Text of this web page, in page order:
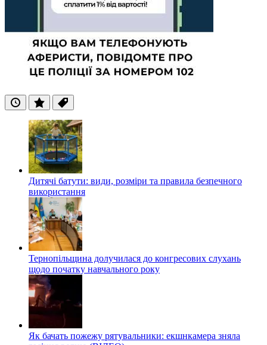
ОстанніПопулярні
Теги
Дитячі батути: види, розміри та правила безпечного
використання
Тернопільщина долучилася до конгресових слухань
щодо початку навчального року
Як бачать пожежу рятувальники: екшнкамера зняла